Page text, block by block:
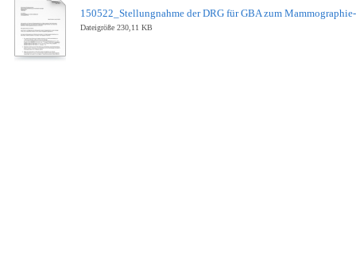
150522_Stellungnahme der DRG für GBA zum
Dateigröße 230,11 KB